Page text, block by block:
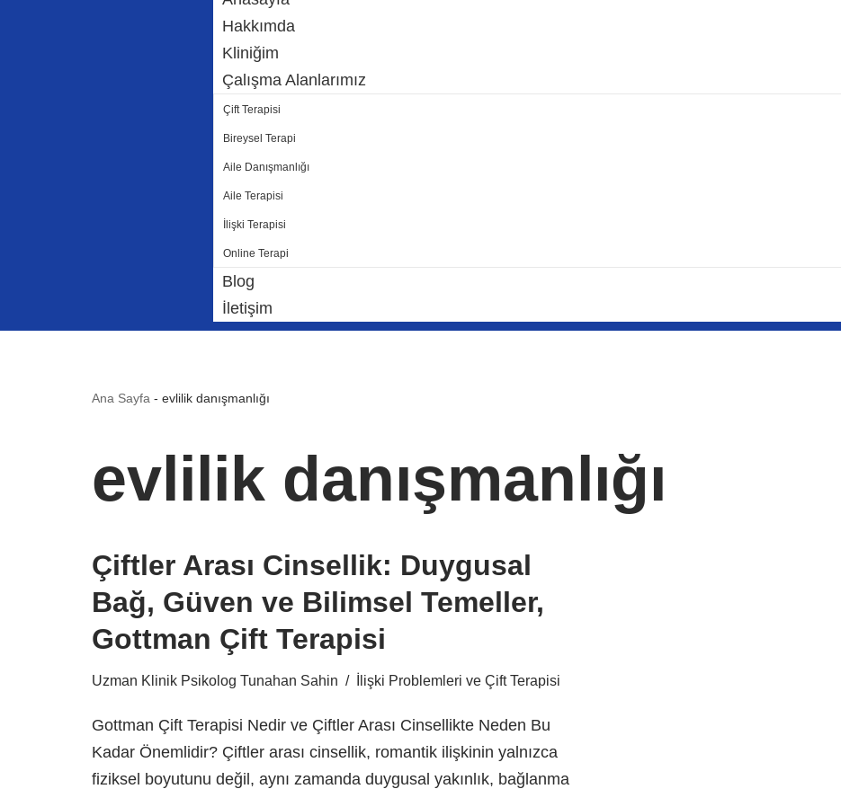
Hakkımda
Kliniğim
Çalışma Alanlarımız
Çift Terapisi
Bireysel Terapi
Aile Danışmanlığı
Aile Terapisi
İlişki Terapisi
Online Terapi
Blog
İletişim
Ana Sayfa - evlilik danışmanlığı
evlilik danışmanlığı
Çiftler Arası Cinsellik: Duygusal
Bağ, Güven ve Bilimsel Temeller,
Gottman Çift Terapisi
Uzman Klinik Psikolog Tunahan Sahin İlişki Problemleri ve Çift Terapisi
Gottman Çift Terapisi Nedir ve Çiftler Arası Cinsellikte Neden Bu
Kadar Önemlidir? Çiftler arası cinsellik, romantik ilişkinin yalnızca
fiziksel boyutunu değil, aynı zamanda duygusal yakınlık, bağlanma